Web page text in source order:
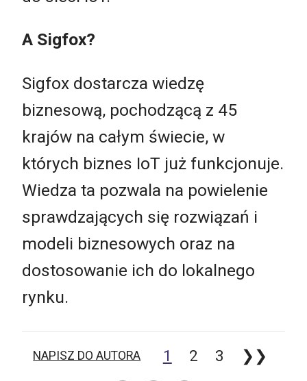
A Sigfox?
Sigfox dostarcza wiedzę
biznesową, pochodzącą z 45
krajów na całym świecie, w
których biznes IoT już funkcjonuje.
Wiedza ta pozwala na powielenie
sprawdzających się rozwiązań i
modeli biznesowych oraz na
dostosowanie ich do lokalnego
rynku.
NAPISZ DO AUTORA 1 2 3 ❯❯